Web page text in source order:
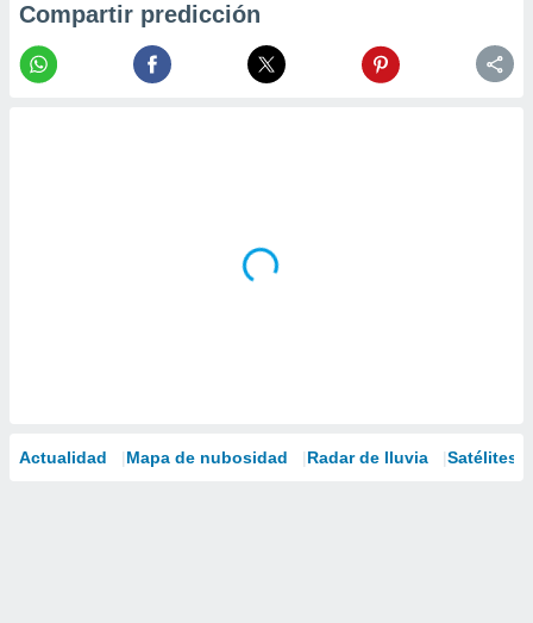
Compartir predicción
Actualidad Mapa de nubosidad Radar de lluvia Satélites